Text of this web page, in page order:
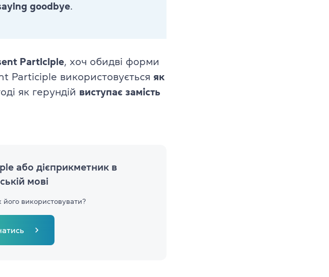
goodbye
Participle, хоч обидві форми
Participle використовується як
як герундій виступає замість
або дієприкметник в
мові
його використовувати?